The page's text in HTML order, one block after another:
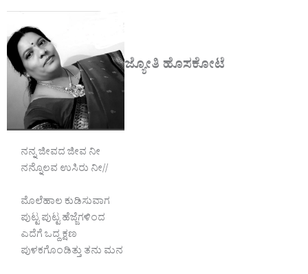
ಜ್ಯೋತಿ ಹೊಸಕೋಟೆ
ನನ್ನ ಜೀವದ ಜೀವ ನೀ
ನನ್ನೊಲವ ಉಸಿರು ನೀ//
ಮೊಲೆಹಾಲ ಕುಡಿಸುವಾಗ
ಪುಟ್ಟ ಪುಟ್ಟ ಹೆಜ್ಜೆಗಳಿಂದ
ಎದೆಗೆ ಒದ್ದ ಕ್ಷಣ
ಪುಳಕಗೊಂಡಿತ್ತು ತನು ಮನ